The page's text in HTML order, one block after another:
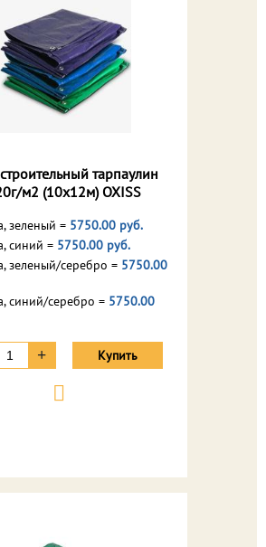
тарпаулин
м2 (10х12м) OXISS
зеленый = 5750.00 руб.
синий = 5750.00 руб.
зеленый/серебро = 5750.00
синий/серебро = 5750.00
+ Купить